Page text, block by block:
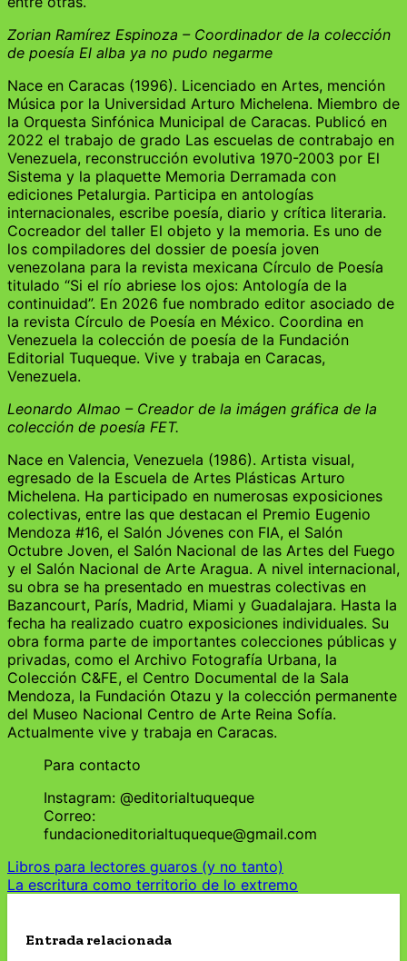
Zorian Ramírez Espinoza – Coordinador de la colección
de poesía El alba ya no pudo negarme
Nace en Caracas (1996). Licenciado en Artes, mención
Música por la Universidad Arturo Michelena. Miembro de
la Orquesta Sinfónica Municipal de Caracas. Publicó en
2022 el trabajo de grado Las escuelas de contrabajo en
Venezuela, reconstrucción evolutiva 1970-2003 por El
Sistema y la plaquette Memoria Derramada con
ediciones Petalurgia. Participa en antologías
internacionales, escribe poesía, diario y crítica literaria.
Cocreador del taller El objeto y la memoria. Es uno de
los compiladores del dossier de poesía joven
venezolana para la revista mexicana Círculo de Poesía
titulado “Si el río abriese los ojos: Antología de la
continuidad”. En 2026 fue nombrado editor asociado de
la revista Círculo de Poesía en México. Coordina en
Venezuela la colección de poesía de la Fundación
Editorial Tuqueque. Vive y trabaja en Caracas,
Venezuela.
Leonardo Almao – Creador de la imágen gráfica de la
colección de poesía FET.
Nace en Valencia, Venezuela (1986). Artista visual,
egresado de la Escuela de Artes Plásticas Arturo
Michelena. Ha participado en numerosas exposiciones
colectivas, entre las que destacan el Premio Eugenio
Mendoza #16, el Salón Jóvenes con FIA, el Salón
Octubre Joven, el Salón Nacional de las Artes del Fuego
y el Salón Nacional de Arte Aragua. A nivel internacional,
su obra se ha presentado en muestras colectivas en
Bazancourt, París, Madrid, Miami y Guadalajara. Hasta la
fecha ha realizado cuatro exposiciones individuales. Su
obra forma parte de importantes colecciones públicas y
privadas, como el Archivo Fotografía Urbana, la
Colección C&FE, el Centro Documental de la Sala
Mendoza, la Fundación Otazu y la colección permanente
del Museo Nacional Centro de Arte Reina Sofía.
Actualmente vive y trabaja en Caracas.
Para contacto
Instagram: @editorialtuqueque
Correo:
fundacioneditorialtuqueque@gmail.com
Navegación
de
Libros para lectores guaros (y no tanto)
La escritura como territorio de lo extremo
Entrada relacionada